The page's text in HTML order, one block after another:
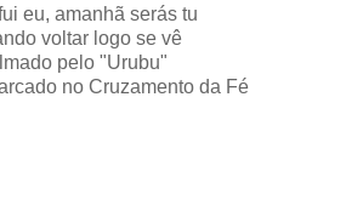
eu, amanhã serás tu
voltar logo se vê
pelo "Urubu"
no Cruzamento da Fé